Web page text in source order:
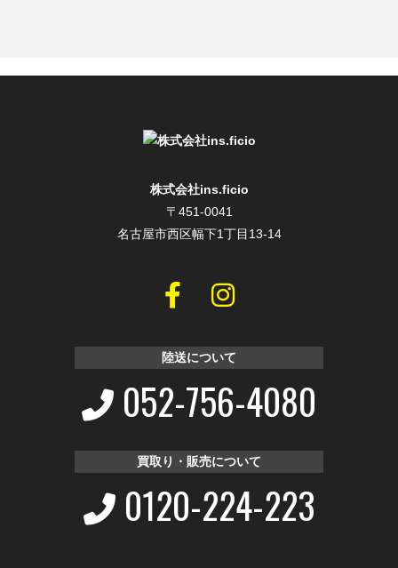
株式会社ins.ficio
〒451-0041
名古屋市西区幅下1丁目13-14
陸送について
052-756-4080
買取り・販売について
0120-224-223